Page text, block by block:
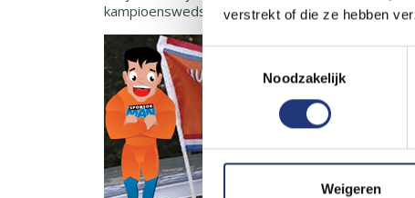
verstrekt of die ze hebben
Toestemmingsselectie
Noodzakelijk
Weigeren
kampioenswedstrijd of een lustrum vliegen ze